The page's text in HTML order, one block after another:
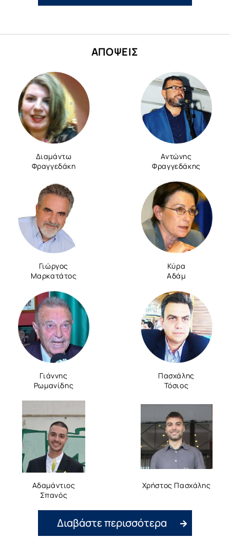
ΑΠΟΨΕΙΣ
Διαμάντω
Φραγγεδάκη
Αντώνης
Φραγγεδάκης
Γιώργος
Μαρκατάτος
Κύρα
Αδάμ
Γιάννης
Ρωμανίδης
Πασχάλης
Τόσιος
Αδαμάντιος
Σπανός
Χρήστος Πασχάλης
Διαβάστε περισσότερα